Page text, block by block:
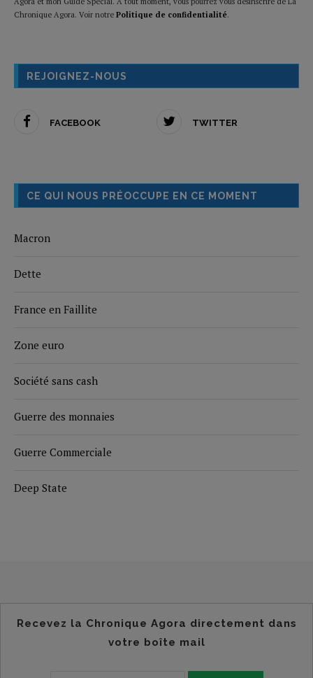
Chronique Agora. Voir notre Politique de confidentialité.
REJOIGNEZ-NOUS
FACEBOOK TWITTER
CE QUI NOUS PRÉOCCUPE EN CE MOMENT
Macron
Dette
France en Faillite
Zone euro
Société sans cash
Guerre des monnaies
Guerre Commerciale
Deep State
Recevez la Chronique Agora directement dans
votre boîte mail